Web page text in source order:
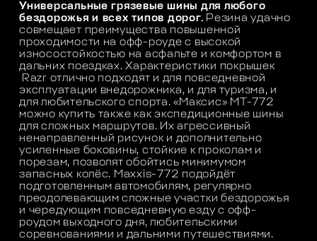
Универсальные грязевые шины для любого
бездорожья и всех типов дорог. Резина удачно
совмещает преимущества повышенной
проходимости на офф-роуде с высокой
износостойкостью на асфальте и комфортом в
дальних поездках. Характеристики покрышек
Razr отлично подходят и для повседневной
эксплуатации внедорожника, и для туризма, и
для любительского спорта. «Максис» МТ-772
можно купить также как экспедиционные шины
для сложных маршрутов. Их агрессивный
ненаправленный рисунок и дополнительно
усиленные боковины, стойкие к проколам и
порезам, позволят обойтись минимумом
запасных колёс. Maxxis-772 подойдёт
подготовленным автомобилям, регулярно
преодолевающим сложные участки бездорожья
и чередующим повседневную езду с офф-
роудом выходного дня, любительскими
соревнованиями и дальними путешествиями.